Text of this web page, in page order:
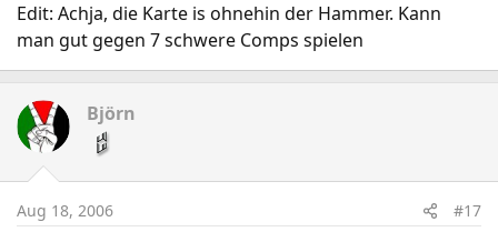
Edit: Achja, die Karte is ohnehin der Hammer. Kann
man gut gegen 7 schwere Comps spielen
Björn
Aug 18, 2006 #17